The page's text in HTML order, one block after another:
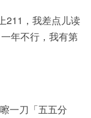
211，我差点儿读
年不行，我有第
一刀「五五分